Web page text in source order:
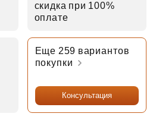
скидка при 100%
оплате
Еще 259 вариантов
покупки
Консультация